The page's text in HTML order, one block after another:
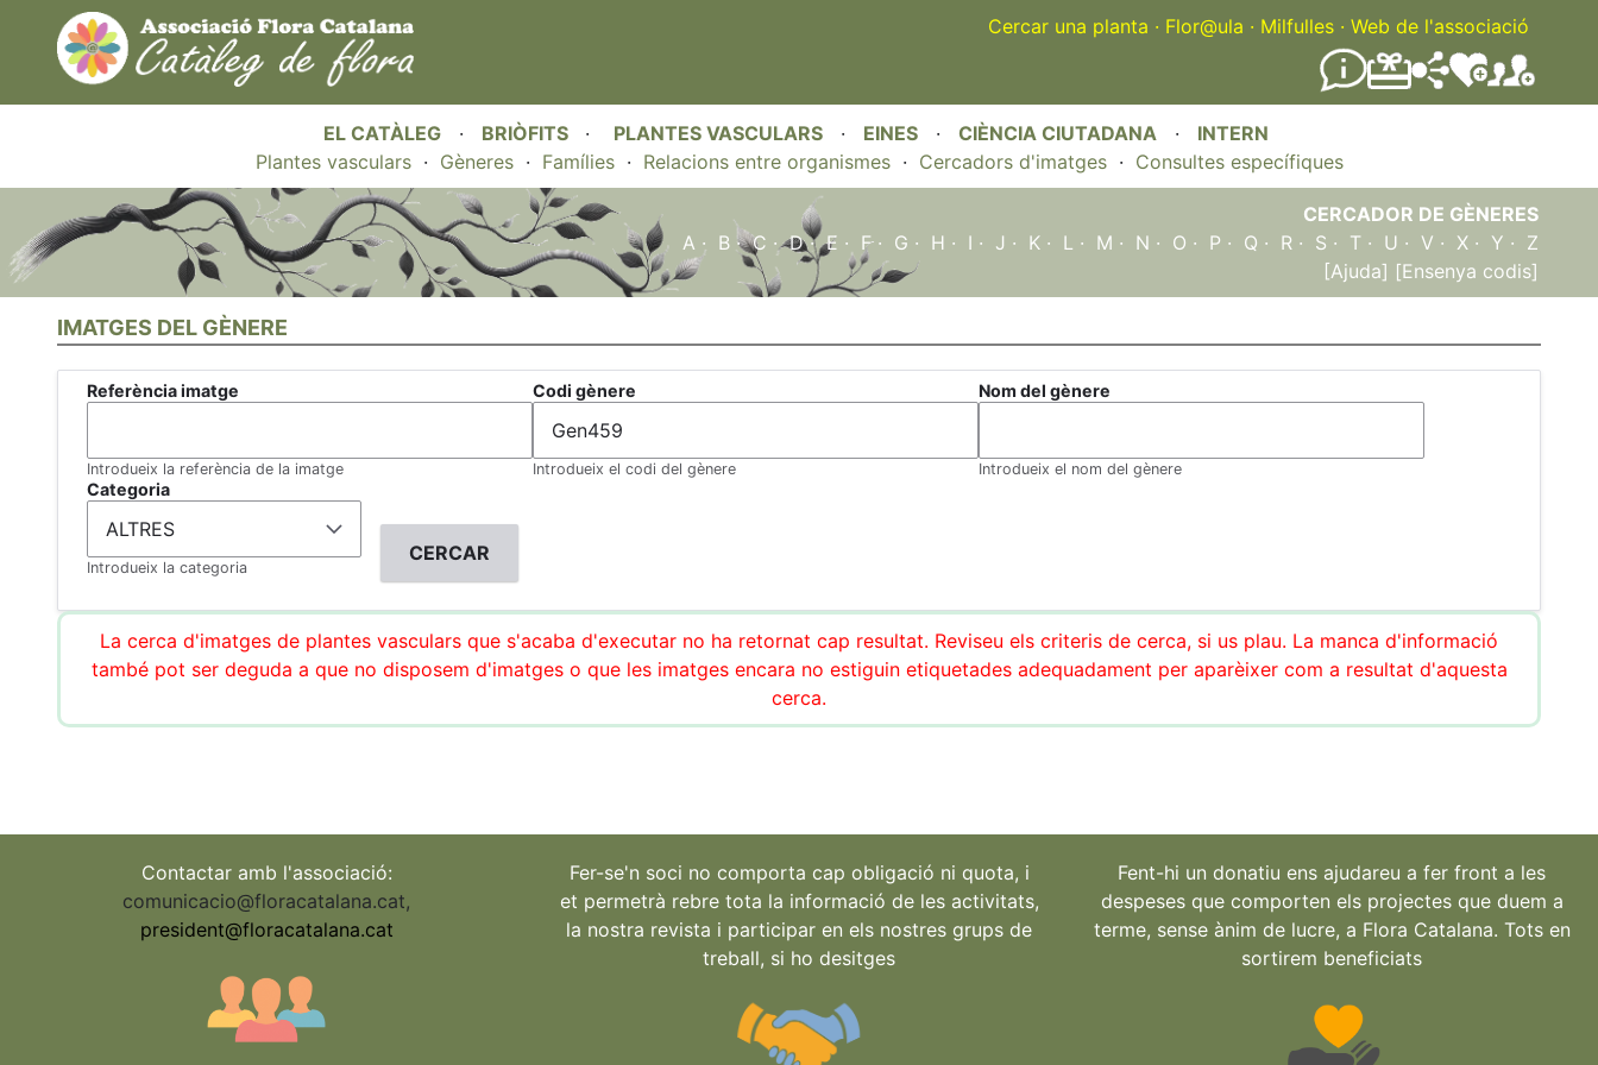
Cercar una planta · Flor@ula · Milfulles · Web de l'associació
EL CATÀLEG · BRIÒFITS · PLANTES VASCULARS · EINES · CIÈNCIA CIUTADANA · INTERN
Plantes vasculars· Gèneres· Famílies· Relacions entre organismes· Cercadors d'imatges· Consultes específiques
CERCADOR DE GÈNERES
A · B ·C ·D·E · F· G · H · I · J · K · L · M · N · O · P · Q · R · S · T · U · V · X · Y · Z
[Ajuda] [Ensenya codis]
IMATGES DEL GÈNERE
Referència imatge
Introdueix la referència de la imatge
Codi gènere
Introdueix el codi del gènere
Nom del gènere
Introdueix el nom del gènere
Categoria
Introdueix la categoria
La cerca d'imatges de plantes vasculars que s'acaba d'executar no ha retornat cap resultat. Reviseu els criteris de cerca, si us plau. La manca d'informació
també pot ser deguda a que no disposem d'imatges o que les imatges encara no estiguin etiquetades adequadament per aparèixer com a resultat d'aquesta
cerca.
Contactar amb l'associació:
comunicacio@floracatalana.cat,
president@floracatalana.cat
Fer-se'n soci no comporta cap obligació ni quota, i
et permetrà rebre tota la informació de les activitats,
la nostra revista i participar en els nostres grups de
treball, si ho desitges
Fent-hi un donatiu ens ajudareu a fer front a les
despeses que comporten els projectes que duem a
terme, sense ànim de lucre, a Flora Catalana. Tots en
sortirem beneficiats